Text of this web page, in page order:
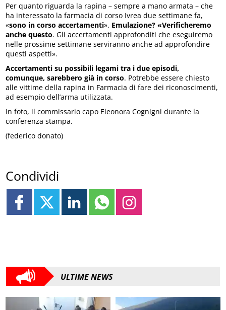
Per quanto riguarda la rapina – sempre a mano armata – che
ha interessato la farmacia di corso Ivrea due settimane fa,
«sono in corso accertamenti». Emulazione? «Verificheremo
anche questo. Gli accertamenti approfonditi che eseguiremo
nelle prossime settimane serviranno anche ad approfondire
questi aspetti».
Accertamenti su possibili legami tra i due episodi,
comunque, sarebbero già in corso. Potrebbe essere chiesto
alle vittime della rapina in Farmacia di fare dei riconoscimenti,
ad esempio dell’arma utilizzata.
In foto, il commissario capo Eleonora Cognigni durante la
conferenza stampa.
(federico donato)
Condividi
ULTIME NEWS